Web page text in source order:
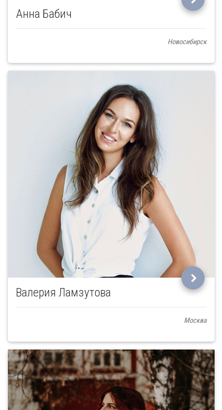
Анна Бабич
Новосибирск
Валерия Ламзутова
Москва